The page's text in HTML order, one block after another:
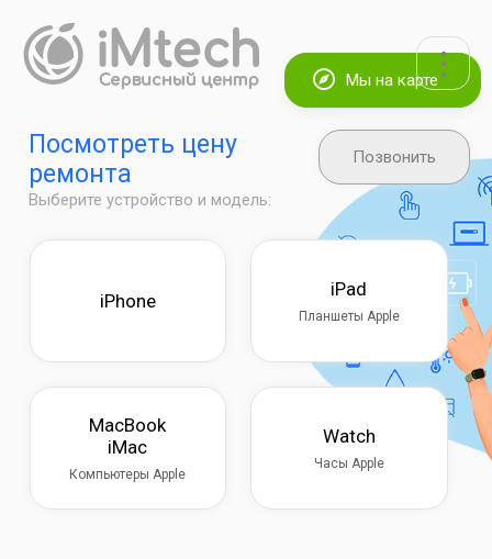
Мы на карте
Позвонить
Посмотреть цену
ремонта
Выберите устройство и модель:
iPhone
iPad
Планшеты Apple
MacBook
iMac
Компьютеры Apple
Watch
Часы Apple